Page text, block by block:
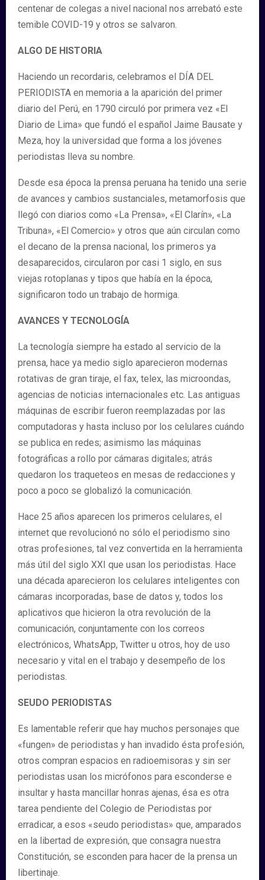
centenar de colegas a nivel nacional nos arrebató este
temible COVID-19 y otros se salvaron.
ALGO DE HISTORIA
Haciendo un recordaris, celebramos el DÍA DEL
PERIODISTA en memoria a la aparición del primer
diario del Perú, en 1790 circuló por primera vez «El
Diario de Lima» que fundó el español Jaime Bausate y
Meza, hoy la universidad que forma a los jóvenes
periodistas lleva su nombre.
Desde esa época la prensa peruana ha tenido una serie
de avances y cambios sustanciales, metamorfosis que
llegó con diarios como «La Prensa», «El Clarín», «La
Tribuna», «El Comercio» y otros que aún circulan como
el decano de la prensa nacional, los primeros ya
desaparecidos, circularon por casi 1 siglo, en sus
viejas rotoplanas y tipos que había en la época,
significaron todo un trabajo de hormiga.
AVANCES Y TECNOLOGÍA
La tecnología siempre ha estado al servicio de la
prensa, hace ya medio siglo aparecieron modernas
rotativas de gran tiraje, el fax, telex, las microondas,
agencias de noticias internacionales etc. Las antiguas
máquinas de escribir fueron reemplazadas por las
computadoras y hasta incluso por los celulares cuándo
se publica en redes; asimismo las máquinas
fotográficas a rollo por cámaras digitales; atrás
quedaron los traqueteos en mesas de redacciones y
poco a poco se globalizó la comunicación.
Hace 25 años aparecen los primeros celulares, el
internet que revolucionó no sólo el periodismo sino
otras profesiones, tal vez convertida en la herramienta
más útil del siglo XXI que usan los periodistas. Hace
una década aparecieron los celulares inteligentes con
cámaras incorporadas, base de datos y, todos los
aplicativos que hicieron la otra revolución de la
comunicación, conjuntamente con los correos
electrónicos, WhatsApp, Twitter u otros, hoy de uso
necesario y vital en el trabajo y desempeño de los
periodistas.
SEUDO PERIODISTAS
Es lamentable referir que hay muchos personajes que
«fungen» de periodistas y han invadido ésta profesión,
otros compran espacios en radioemisoras y sin ser
periodistas usan los micrófonos para esconderse e
insultar y hasta mancillar honras ajenas, ésa es otra
tarea pendiente del Colegio de Periodistas por
erradicar, a esos «seudo periodistas» que, amparados
en la libertad de expresión, que consagra nuestra
Constitución, se esconden para hacer de la prensa un
libertinaje.